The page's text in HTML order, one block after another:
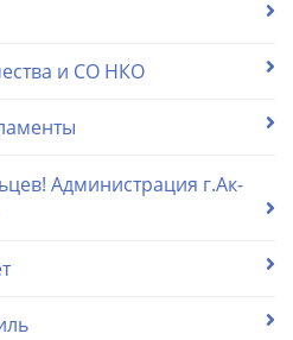
и СО НКО
Администрация г.Ак-